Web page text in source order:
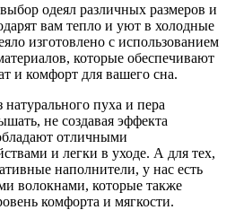
одеял различных размеров и
вам тепло и уют в холодные
изготовлено с использованием
которые обеспечивают
и комфорт для вашего сна.
пуха и пера
не создавая эффекта
отличными
и легки в уходе. А для тех,
наполнители, у нас есть
волокнами, которые также
комфорта и мягкости.